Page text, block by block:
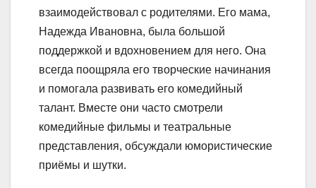
взаимодействовал с родителями. Его мама,
Надежда Ивановна, была большой
поддержкой и вдохновением для него. Она
всегда поощряла его творческие начинания
и помогала развивать его комедийный
талант. Вместе они часто смотрели
комедийные фильмы и театральные
представления, обсуждали юмористические
приёмы и шутки.